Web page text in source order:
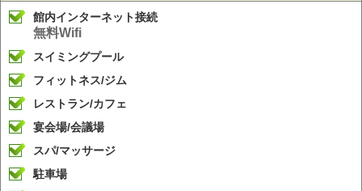
館内インターネット接続
無料Wifi
スイミングプール
フィットネス/ジム
レストラン/カフェ
宴会場/会議場
スパ/マッサージ
駐車場